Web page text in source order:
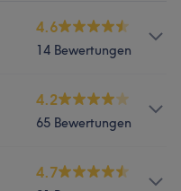
4.6
14 Bewertungen
4.2
65 Bewertungen
4.7